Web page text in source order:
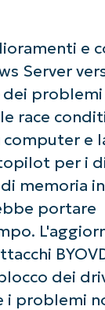
e
Server
dei
race
e
per i
memoria
portare
dei
i problemi
KB
credito e si
and
last
name*
Business
email*
Phone
number*